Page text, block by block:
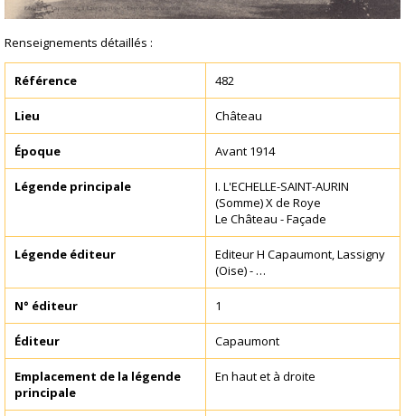
Renseignements détaillés :
Référence 482
Lieu Château
Époque Avant 1914
Légende principale
I. L'ECHELLE-SAINT-AURIN
(Somme) X de Roye
Le Château - Façade
Légende éditeur
Editeur H Capaumont, Lassigny
(Oise) - …
N° éditeur 1
Éditeur Capaumont
Emplacement de la légende
principale
En haut et à droite